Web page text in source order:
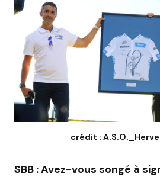
crédit :
SBB : Avez-vous songé à